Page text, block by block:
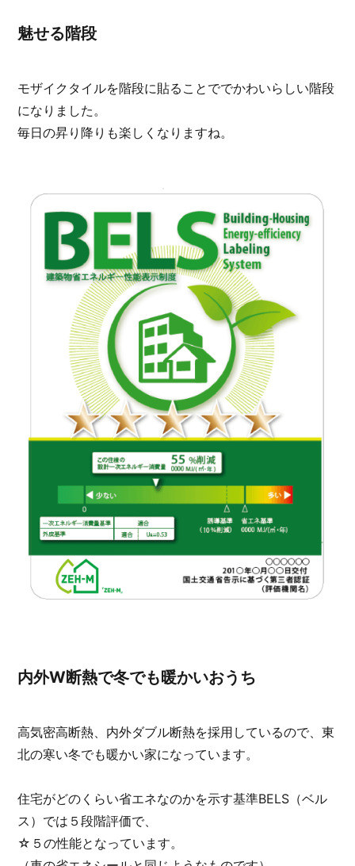
魅せる階段
モザイクタイルを階段に貼ることででかわいらしい階段
になりました。
毎日の昇り降りも楽しくなりますね。
内外W断熱で冬でも暖かいおうち
高気密高断熱、内外ダブル断熱を採用しているので、東
北の寒い冬でも暖かい家になっています。
住宅がどのくらい省エネなのかを示す基準BELS（ベル
ス）では５段階評価で、
☆５の性能となっています。